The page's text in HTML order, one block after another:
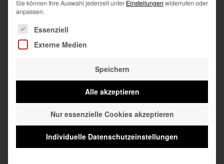
Gesundheit |Aktuelles·Gesundheit
„Aller Anfang ist schwer“ – ein
Sprichwort, das auch für den Einstieg
Anfang lohnt es sich, langsam und
kontrolliert unter Anleitung eines
erfahrenen Fitness-Trainers im [...]
READ MORE
Sie können Ihre Auswahl jederzeit unter Einstellungen widerrufen oder
anpassen.
Es folgt eine Liste der Service-Gruppen, für die eine
Essenziell
Externe Medien
Speichern
Alle akzeptieren
Nur essenzielle Cookies akzeptieren
Individuelle Datenschutzeinstellungen